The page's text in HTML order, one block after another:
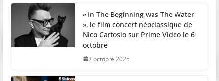
« In The Beginning was The Water
», le film concert néoclassique de
Nico Cartosio sur Prime Video le 6
octobre
2 octobre 2025